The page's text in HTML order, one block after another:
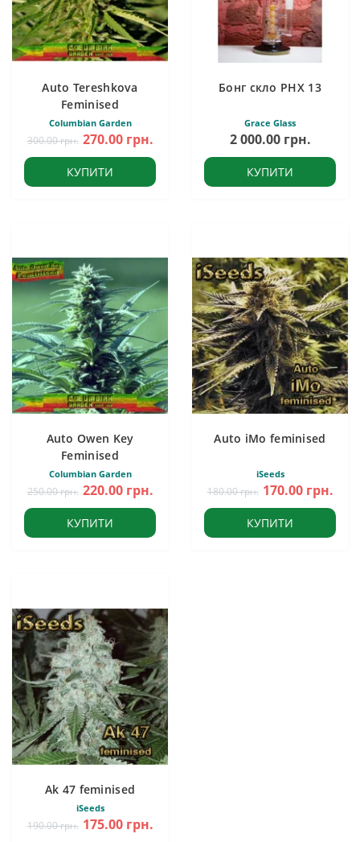
Auto Tereshkova
Feminised
Columbian Garden
300.00 грн. 270.00 грн.
КУПИТИ
Бонг скло PHX 13
Grace Glass
2 000.00 грн.
КУПИТИ
Auto Owen Key
Feminised
Columbian Garden
250.00 грн. 220.00 грн.
КУПИТИ
Auto iMo feminised
iSeeds
180.00 грн. 170.00 грн.
КУПИТИ
Ak 47 feminised
iSeeds
190.00 грн. 175.00 грн.